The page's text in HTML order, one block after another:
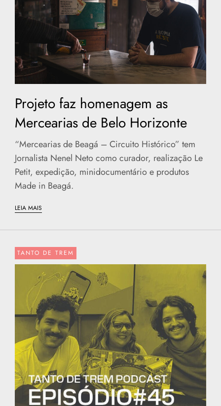
Projeto faz homenagem as
Mercearias de Belo Horizonte
“Mercearias de Beagá – Circuito Histórico” tem
Jornalista Nenel Neto como curador, realização Le
Petit, expedição, minidocumentário e produtos
Made in Beagá.
LEIA MAIS
TANTO DE TREM